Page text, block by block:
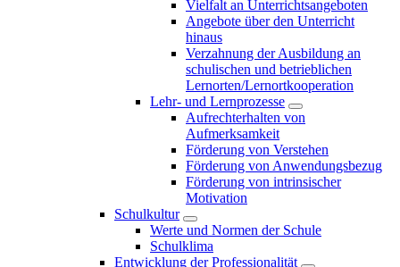
Vielfalt an Unterrichtsangeboten
Angebote über den Unterricht
hinaus
Verzahnung der Ausbildung an
schulischen und betrieblichen
Lernorten/Lernortkooperation
Lehr- und Lernprozesse
Aufrechterhalten von
Aufmerksamkeit
Förderung von Verstehen
Förderung von Anwendungsbezug
Förderung von intrinsischer
Motivation
Schulkultur
Werte und Normen der Schule
Schulklima
Entwicklung der Professionalität